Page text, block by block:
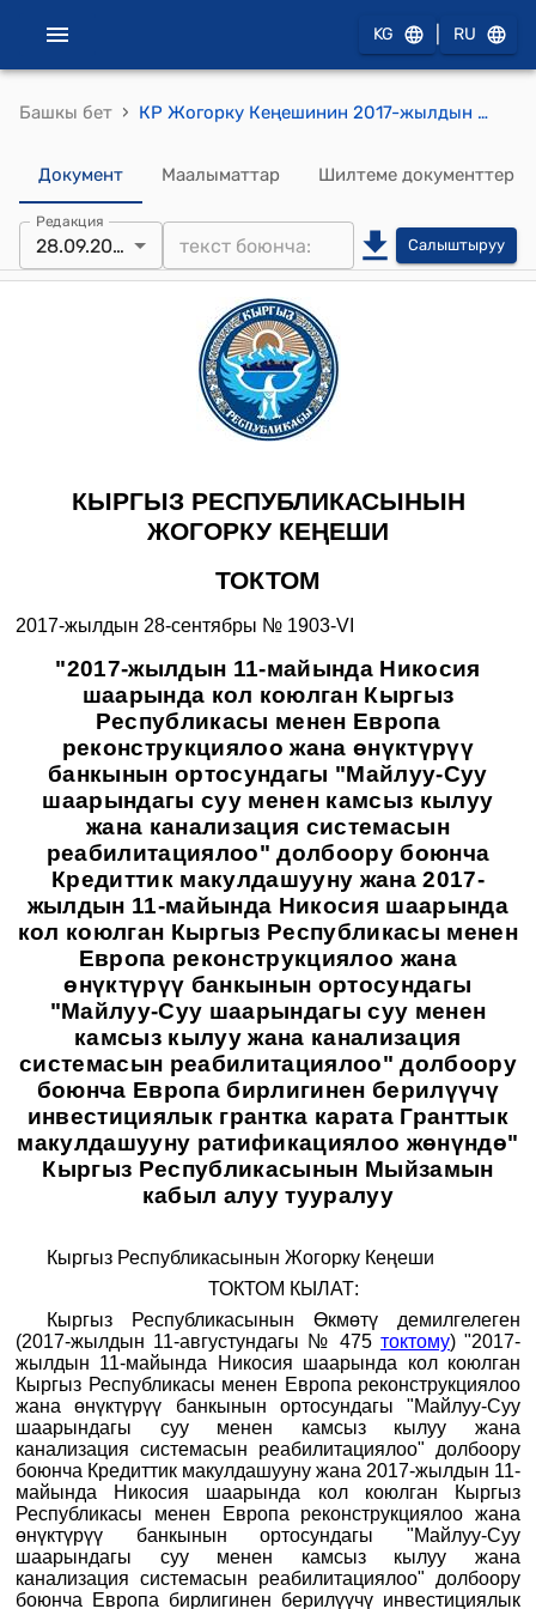
KG RU
Башкы бет › КР Жогорку Кеңешинин 2017-жылдын 28-сентябрындагы № 1903-VI "2017-жылдын 11-майында Никосия шаарында кол коюлган Кыргыз Республикасы менен Европа реконструкциялоо жана өнүктүрүү банкынын ортосундагы "Майлуу-Суу шаарындагы суу менен камсыз кылуу жана канализация системасын реабилитациялоо" долбоору боюнча Кредиттик макулдашууну жана 2017-жылдын 11-майында Никосия шаарында кол коюлган Кыргыз Республикасы менен Европа реконструкциялоо жана өнүктүрүү банкынын ортосундагы "Майлуу-Суу шаарындагы суу менен камсыз кылуу жана канализация системасын реабилитациялоо" долбоору боюнча Европа бирлигинен берилүүчү инвестициялык грантка карата Гранттык макулдашууну ратификациялоо жөнүндө" Кыргыз Республикасынын Мыйзамын кабыл алуу тууралуу" токтому
Документ Маалыматтар Шилтеме документтер
Редакция
28.09.2017 Салыштыруу